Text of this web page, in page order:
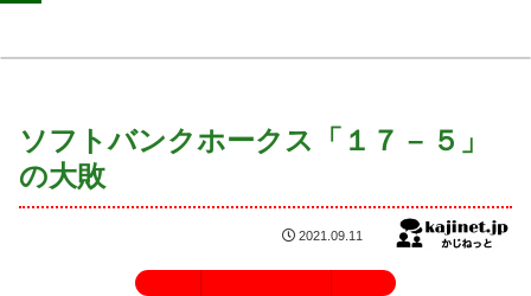
ソフトバンクホークス「１７ – ５」
の大敗
2021.09.11